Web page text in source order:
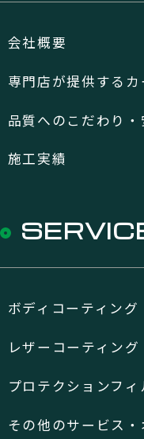
会社概要
専門店が提供する
品質へのこだわり
施工実績
ボディコーティング
レザーコーティング
プロテクションフィ
その他のサービス